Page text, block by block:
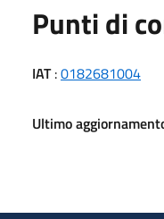
Punti di
IAT:0182681004
Ultimo